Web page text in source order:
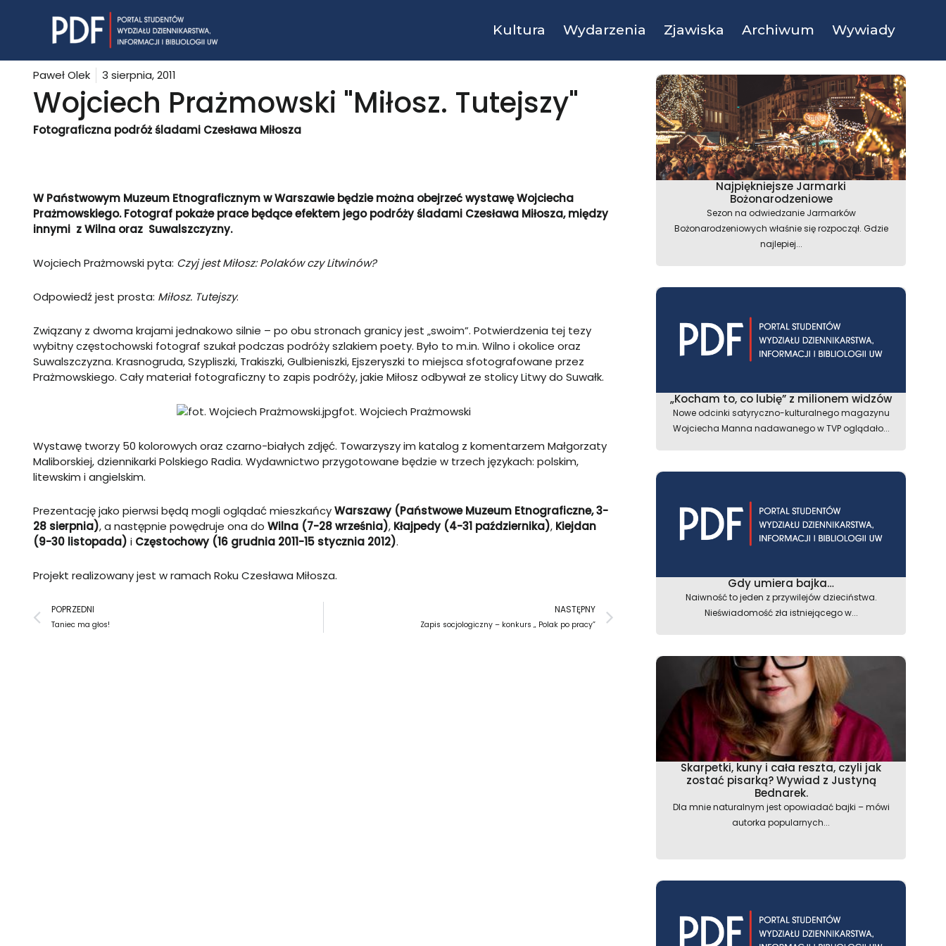
Kultura Wydarzenia Zjawiska Archiwum Wywiady
Paweł Olek 3 sierpnia, 2011
Wojciech Prażmowski "Miłosz. Tutejszy"
Fotograficzna podróż śladami Czesława Miłosza
W Państwowym Muzeum Etnograficznym w Warszawie będzie można obejrzeć wystawę Wojciecha
Prażmowskiego. Fotograf pokaże prace będące efektem jego podróży śladami Czesława Miłosza, między
innymi z Wilna oraz Suwalszczyzny.
Wojciech Prażmowski pyta: Czyj jest Miłosz: Polaków czy Litwinów?
Odpowiedź jest prosta: Miłosz. Tutejszy.
Związany z dwoma krajami jednakowo silnie – po obu stronach granicy jest „swoim”. Potwierdzenia tej tezy
wybitny częstochowski fotograf szukał podczas podróży szlakiem poety. Było to m.in. Wilno i okolice oraz
Suwalszczyzna. Krasnogruda, Szypliszki, Trakiszki, Gulbieniszki, Ejszeryszki to miejsca sfotografowane przez
Prażmowskiego. Cały materiał fotograficzny to zapis podróży, jakie Miłosz odbywał ze stolicy Litwy do Suwałk.
fot. Wojciech Prażmowski
Wystawę tworzy 50 kolorowych oraz czarno-białych zdjęć. Towarzyszy im katalog z komentarzem Małgorzaty
Maliborskiej, dziennikarki Polskiego Radia. Wydawnictwo przygotowane będzie w trzech językach: polskim,
litewskim i angielskim.
Prezentację jako pierwsi będą mogli oglądać mieszkańcyWarszawy (Państwowe Muzeum Etnograficzne, 3-
28 sierpnia), a następnie powędruje ona do Wilna (7-28 września), Kłajpedy (4-31 października), Kiejdan
(9-30 listopada) i Częstochowy (16 grudnia 2011-15 stycznia 2012).
Projekt realizowany jest w ramach Roku Czesława Miłosza.
Prev
POPRZEDNI
Taniec ma głos!
NASTĘPNY
Zapis socjologiczny – konkurs „ Polak po pracy”
Następny
Najpiękniejsze Jarmarki
Bożonarodzeniowe
Sezon na odwiedzanie Jarmarków
Bożonarodzeniowych właśnie się rozpoczął. Gdzie
najlepiej...
„Kocham to, co lubię” z milionem widzów
Nowe odcinki satyryczno-kulturalnego magazynu
Wojciecha Manna nadawanego w TVP oglądało...
Gdy umiera bajka…
Naiwność to jeden z przywilejów dzieciństwa.
Nieświadomość zła istniejącego w...
Skarpetki, kuny i cała reszta, czyli jak
zostać pisarką? Wywiad z Justyną
Bednarek.
Dla mnie naturalnym jest opowiadać bajki – mówi
autorka popularnych...